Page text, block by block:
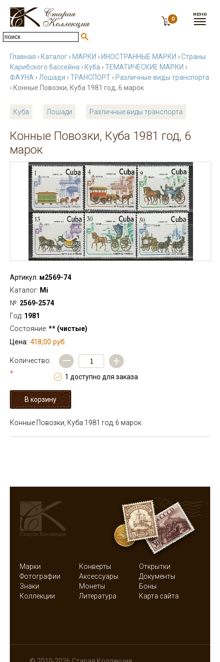
0
Главная › Каталог › МАРКИ › ИНОСТРАННЫЕ МАРКИ ›Страны
Карибского бассейна › Куба ›ТЕМАТИЧЕСКИЕ МАРКИ ›
ФАУНА › Лошади ›ТРАНСПОРТ › Различные виды транспорта
› Конные Повозки, Куба 1981 год, 6 марок
Куба Лошади Различные виды транспорта
Конные Повозки, Куба 1981 год, 6
марок
Артикул: м2569-74
Каталог: Mi
№: 2569-2574
Год: 1981
Состояние: ** (чистые)
Цена: 418,00 руб.
Количество:
*
— +
1 доступно для заказа
Конные Повозки, Куба 1981 год, 6 марок
Марки Конверты
Открытки
Фотографии
Аксессуары
Документы
Знаки
Монеты
Боны
Коллекции
Литература Карта сайта